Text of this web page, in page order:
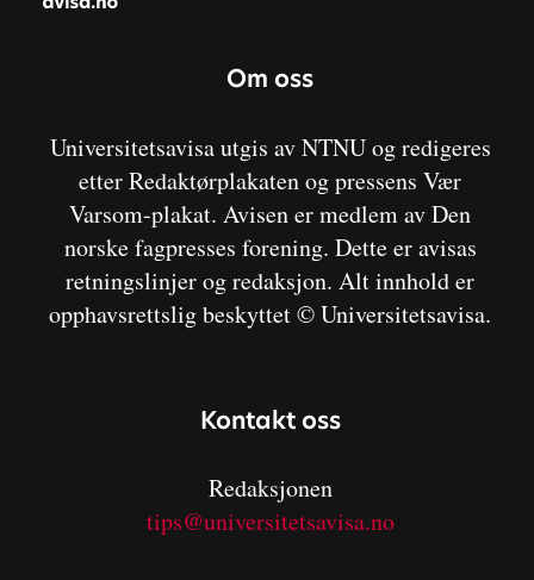
Om oss
Universitetsavisa utgis av NTNU og redigeres
etter Redaktørplakaten og pressens Vær
Varsom-plakat. Avisen er medlem av Den
norske fagpresses forening. Dette er avisas
retningslinjer og redaksjon. Alt innhold er
opphavsrettslig beskyttet © Universitetsavisa.
Kontakt oss
Redaksjonen
tips@universitetsavisa.no